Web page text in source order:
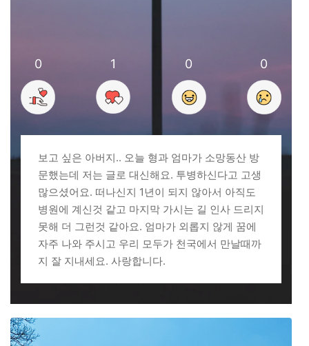
0 1 0 0
보고 싶은 아버지.. 오늘 형과 엄마가 소망동산 방
문했는데 저는 글로 대신해요. 투병하신다고 고생
많으셨어요. 떠나신지 1년이 되지 않아서 아직도
병원에 계신것 같고 마지막 가시는 길 인사 드리지
못해 더 그런것 같아요. 엄마가 외롭지 않게 꿈에
자주 나와 주시고 우리 모두가 천국에서 만날때까
지 잘 지내세요. 사랑합니다.